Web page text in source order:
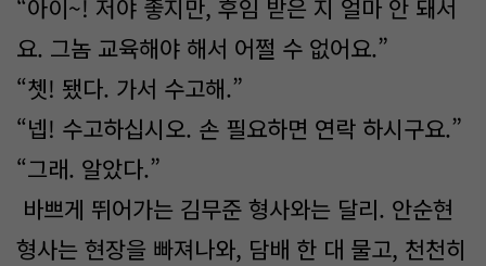
“아이~! 저야 좋지만, 후임 받은 지 얼마 안 돼서
요. 그놈 교육해야 해서 어쩔 수 없어요.”
“쳇! 됐다. 가서 수고해.”
“넵! 수고하십시오. 손 필요하면 연락 하시구요.”
“그래. 알았다.”
바쁘게 뛰어가는 김무준 형사와는 달리. 안순현
형사는 현장을 빠져나와, 담배 한 대 물고, 천천히